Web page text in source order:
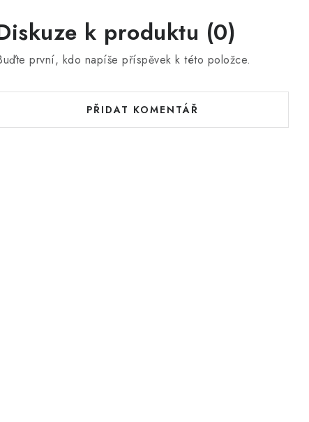
k produktu (0)
první, kdo napíše příspěvek k této položce.
PŘIDAT KOMENTÁŘ